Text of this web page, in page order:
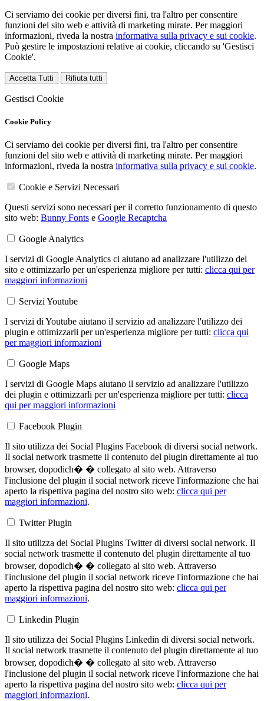
Ci serviamo dei cookie per diversi fini, tra l'altro per consentire
funzioni del sito web e attività di marketing mirate. Per maggiori
informazioni, riveda la nostra informativa sulla privacy e sui cookie.
Può gestire le impostazioni relative ai cookie, cliccando su 'Gestisci
Cookie'.
Accetta Tutti Rifiuta tutti
Gestisci Cookie
Cookie Policy
Ci serviamo dei cookie per diversi fini, tra l'altro per consentire
funzioni del sito web e attività di marketing mirate. Per maggiori
informazioni, riveda la nostra informativa sulla privacy e sui cookie.
Cookie e Servizi Necessari
Questi servizi sono necessari per il corretto funzionamento di questo
sito web: Bunny Fonts e Google Recaptcha
Google Analytics
I servizi di Google Analytics ci aiutano ad analizzare l'utilizzo del
sito e ottimizzarlo per un'esperienza migliore per tutti: clicca qui per
maggiori informazioni
Servizi Youtube
I servizi di Youtube aiutano il servizio ad analizzare l'utilizzo dei
plugin e ottimizzarli per un'esperienza migliore per tutti: clicca qui
per maggiori informazioni
Google Maps
I servizi di Google Maps aiutano il servizio ad analizzare l'utilizzo
dei plugin e ottimizzarli per un'esperienza migliore per tutti: clicca
qui per maggiori informazioni
Facebook Plugin
Il sito utilizza dei Social Plugins Facebook di diversi social network.
Il social network trasmette il contenuto del plugin direttamente al tuo
browser, dopodich� � collegato al sito web. Attraverso
l'inclusione del plugin il social network riceve l'informazione che hai
aperto la rispettiva pagina del nostro sito web: clicca qui per
maggiori informazioni.
Twitter Plugin
Il sito utilizza dei Social Plugins Twitter di diversi social network. Il
social network trasmette il contenuto del plugin direttamente al tuo
browser, dopodich� � collegato al sito web. Attraverso
l'inclusione del plugin il social network riceve l'informazione che hai
aperto la rispettiva pagina del nostro sito web: clicca qui per
maggiori informazioni.
Linkedin Plugin
Il sito utilizza dei Social Plugins Linkedin di diversi social network.
Il social network trasmette il contenuto del plugin direttamente al tuo
browser, dopodich� � collegato al sito web. Attraverso
l'inclusione del plugin il social network riceve l'informazione che hai
aperto la rispettiva pagina del nostro sito web: clicca qui per
maggiori informazioni.